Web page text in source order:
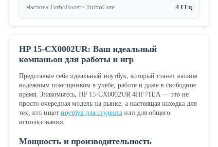
Частота TurboBoost / TurboCore
4 ГГц
HP 15-CX0002UR: Ваш идеальный
компаньон для работы и игр
Представьте себе идеальный ноутбук, который станет вашим
надежным помощником в учебе, работе и даже в свободное
время. Знакомьтесь, HP 15-CX0002UR 4HF71EA — это не
просто очередная модель на рынке, а настоящая находка для
тех, кто ищет ноутбук для студентаили для общего
использования.
Мощность и производительность